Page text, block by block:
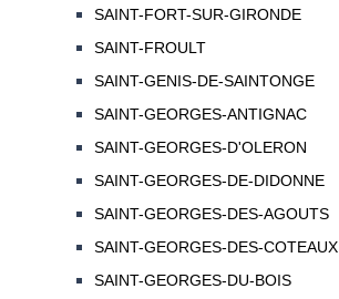
SAINT-FORT-SUR-GIRONDE
SAINT-FROULT
SAINT-GENIS-DE-SAINTONGE
SAINT-GEORGES-ANTIGNAC
SAINT-GEORGES-D'OLERON
SAINT-GEORGES-DE-DIDONNE
SAINT-GEORGES-DES-AGOUTS
SAINT-GEORGES-DES-COTEAUX
SAINT-GEORGES-DU-BOIS